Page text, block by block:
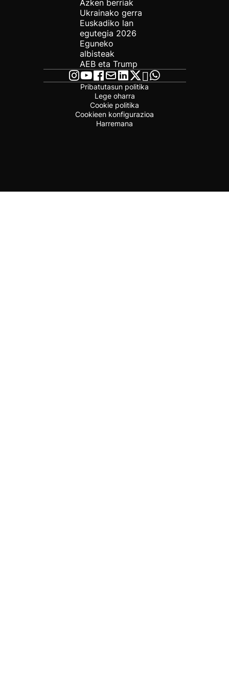
Azken berriak
Ukrainako gerra
Euskadiko lan
egutegia 2026
Eguneko
albisteak
AEB eta Trump
Pribatutasun politika
Lege oharra
Cookie politika
Cookieen konfigurazioa
Harremana